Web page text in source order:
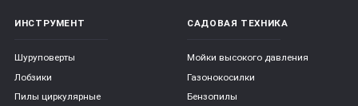
ИНСТРУМЕНТ
Шуруповерты
Лобзики
Пилы циркулярные
САДОВАЯ ТЕХНИКА
Мойки высокого давления
Газонокосилки
Бензопилы